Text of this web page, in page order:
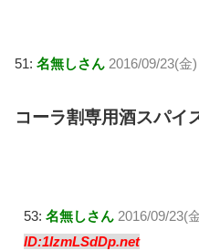
51: 名無しさん 2016/09/23(金
コーラ割専用酒スパイ
53: 名無しさん 2016/09/23(
ID:1IzmLSdDp.net